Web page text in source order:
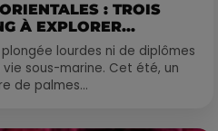
: TROIS
À EXPLORER...
lourdes ni de diplômes
sous-marine. Cet été, un
de palmes...